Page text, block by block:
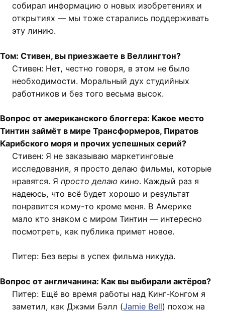
собирал информацию о новых изобретениях и
открытиях — мы тоже старались поддерживать
эту линию.
Том: Стивен, вы приезжаете в Веллингтон?
Стивен: Нет, честно говоря, в этом не было
необходимости. Моральный дух студийных
работников и без того весьма высок.
Вопрос от американского блоггера: Какое место
Тинтин займёт в мире Трансформеров, Пиратов
Карибского моря и прочих успешных серий?
Стивен: Я не заказываю маркетинговые
исследования, я просто делаю фильмы, которые
нравятся. Япросто делаю кино. Каждый раз я
надеюсь, что всё будет хорошо и результат
понравится кому-то кроме меня. В Америке
мало кто знаком с миром Тинтин — интересно
посмотреть, как публика примет новое.
Питер: Без веры в успех фильма никуда.
Вопрос от англичанина: Как вы выбирали актёров?
Питер: Ещё во время работы над Кинг-Конгом я
заметил, как Джэми Бэлл (Jamie Bell) похож на